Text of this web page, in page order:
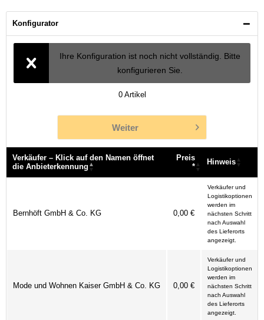
Konfigurator
Ihre Konfiguration ist noch nicht vollständig. Bitte
konfigurieren Sie.
0 Artikel
Weiter
Verkäufer – Klick auf den Namen öffnet
die Anbieterkennung
Preis
*
Hinweis
Bernhöft GmbH & Co. KG 0,00 €
Verkäufer und
Logistikoptionen
werden im
nächsten Schritt
nach Auswahl
des Lieferorts
angezeigt.
Mode und Wohnen Kaiser GmbH & Co. KG 0,00 €
Verkäufer und
Logistikoptionen
werden im
nächsten Schritt
nach Auswahl
des Lieferorts
angezeigt.